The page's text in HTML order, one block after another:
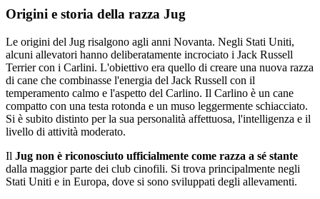
Origini e storia della razza Jug
Le origini del Jug risalgono agli anni Novanta. Negli Stati Uniti,
alcuni allevatori hanno deliberatamente incrociato i Jack Russell
Terrier con i Carlini. L'obiettivo era quello di creare una nuova razza
di cane che combinasse l'energia del Jack Russell con il
temperamento calmo e l'aspetto del Carlino. Il Carlino è un cane
compatto con una testa rotonda e un muso leggermente schiacciato.
Si è subito distinto per la sua personalità affettuosa, l'intelligenza e il
livello di attività moderato.
Il Jug non è riconosciuto ufficialmente come razza a sé stante
dalla maggior parte dei club cinofili. Si trova principalmente negli
Stati Uniti e in Europa, dove si sono sviluppati degli allevamenti.